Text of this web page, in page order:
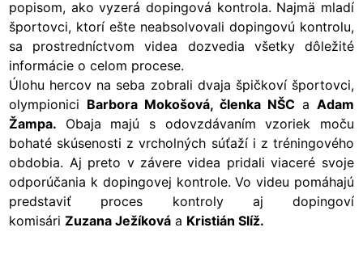
popisom, ako vyzerá dopingová kontrola. Najmä mladí
športovci, ktorí ešte neabsolvovali dopingovú kontrolu,
sa prostredníctvom videa dozvedia všetky dôležité
informácie o celom procese.
Úlohu hercov na seba zobrali dvaja špičkoví športovci,
olympionici Barbora Mokošová, členka NŠCa Adam
Žampa. Obaja majú s odovzdávaním vzoriek moču
bohaté skúsenosti z vrcholných súťaží i z tréningového
obdobia. Aj preto v závere videa pridali viaceré svoje
odporúčania k dopingovej kontrole. Vo videu pomáhajú
predstaviť proces kontroly aj dopingoví
komisáriZuzana Ježíková a Kristián Slíž.